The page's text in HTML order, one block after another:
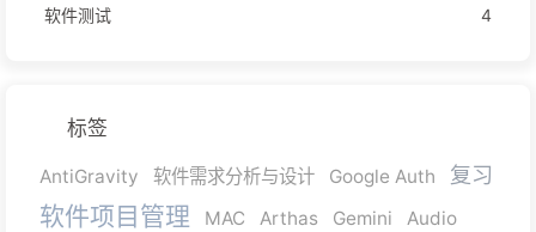
软件测试
4
标签
AntiGravity 软件需求分析与设计 Google Auth 复习
软件项目管理 MAC Arthas Gemini Audio